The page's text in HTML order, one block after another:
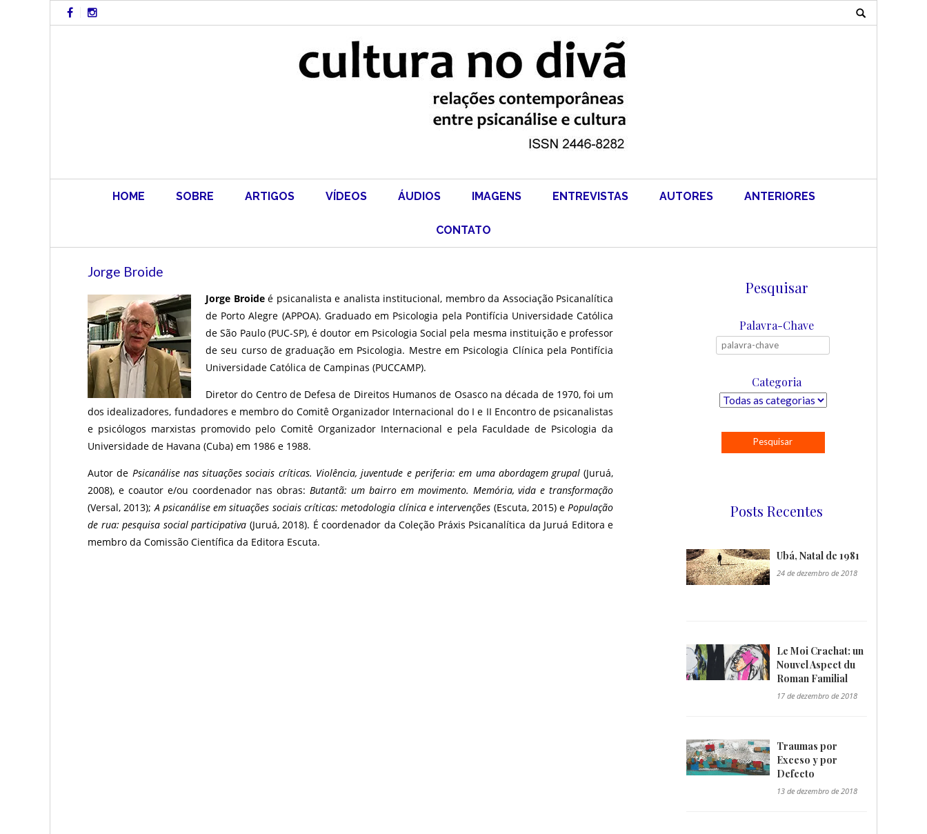
Skip
to
Search
for:
HOME SOBRE ARTIGOS VÍDEOS ÁUDIOS IMAGENS ENTREVISTAS AUTORES ANTERIORES
CONTATO
Jorge Broide
Jorge Broideé psicanalista e analista institucional, membro da Associação Psicanalítica
de Porto Alegre (APPOA). Graduado em Psicologia pela Pontifícia Universidade Católica
de São Paulo (PUC-SP), é doutor em Psicologia Social pela mesma instituição e professor
de seu curso de graduação em Psicologia. Mestre em Psicologia Clínica pela Pontifícia
Universidade Católica de Campinas (PUCCAMP).
Diretor do Centro de Defesa de Direitos Humanos de Osasco na década de 1970, foi um
dos idealizadores, fundadores e membro do Comitê Organizador Internacional do I e II Encontro de psicanalistas
e psicólogos marxistas promovido pelo Comitê Organizador Internacional e pela Faculdade de Psicologia da
Universidade de Havana (Cuba) em 1986 e 1988.
Autor de Psicanálise nas situações sociais críticas. Violência, juventude e periferia: em uma abordagem grupal (Juruá,
2008), e coautor e/ou coordenador nas obras: Butantã: um bairro em movimento. Memória, vida e transformação
(Versal, 2013);A psicanálise em situações sociais críticas: metodologia clínica e intervenções (Escuta, 2015) ePopulação
de rua: pesquisa social participativa (Juruá, 2018). É coordenador da Coleção Práxis Psicanalítica da Juruá Editora e
membro da Comissão Científica da Editora Escuta.
Pesquisar
Palavra-Chave
Categoria
Posts Recentes
"/>
Ubá, Natal de 1981
24 de dezembro de 2018
"/>
Le Moi Crachat: un
Nouvel Aspect du
Roman Familial
17 de dezembro de 2018
"/>
Traumas por
Exceso y por
Defecto
13 de dezembro de 2018